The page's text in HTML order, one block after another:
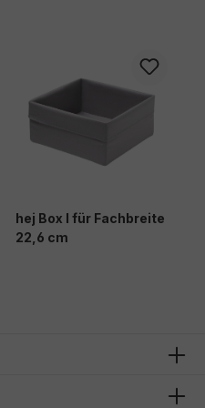
hej Box I für Fachbreite
22,6 cm